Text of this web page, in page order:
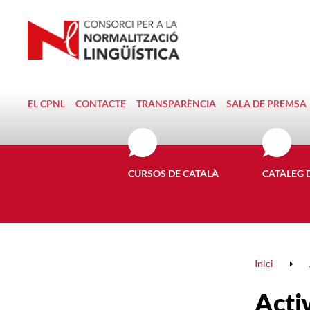
EL CPNL CONTACTE TRANSPARÈNCIA SALA DE PREMSA
CURSOS DE CATALÀ CATÀLEG
Inici